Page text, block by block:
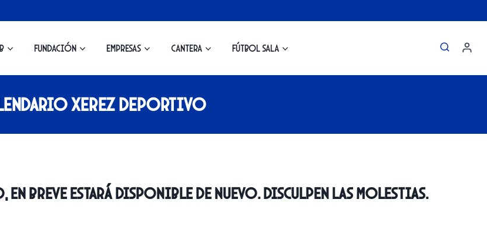
Fundación Empresas Cantera Fútbol Sala
Xerez Deportivo
en breve estará disponible de nuevo. disculpen las molestias.